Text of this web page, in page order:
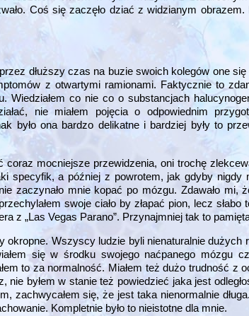
Coś się zaczęło dziać z widzianym obrazem.
dłuższy czas na buzie swoich kolegów one się
z otwartymi ramionami. Faktycznie to
Wiedziałem co nie co o substancjach
nie miałem pojęcia o odpowiednim
było ona bardzo delikatne i bardziej były to
mocniejsze przewidzenia, oni trochę
specyfik, a później z powrotem, jak gdyby nigdy
zaczynało mnie kopać po mózgu. Zdawało mi,
swoje ciało by złapać pion, lecz słabo
z „Las Vegas Parano”. Przynajmniej tak to
Wszyscy ludzie byli nienaturalnie dużych
się w środku swojego naćpanego mózgu
to za normalność. Miałem też dużo trudność z
byłem w stanie też powiedzieć jaka jest
zachwycałem się, że jest taka nienormalnie
Kompletnie było to nieistotne dla mnie.